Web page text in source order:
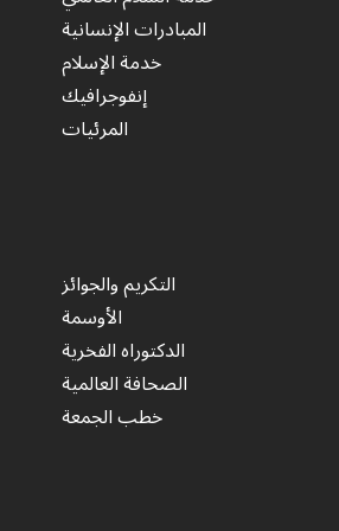
المبادرات الإنسانية
خدمة الإسلام
إنفوجرافيك
المرئيات
التكريم والجوائز
الأوسمة
الدكتوراه الفخرية
الصحافة العالمية
خطب الجمعة